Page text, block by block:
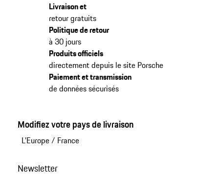
Livraison et
retour gratuits
Politique de retour
à 30 jours
Produits officiels
directement depuis le site Porsche
Paiement et transmission
de données sécurisés
Modifiez votre pays de livraison
L'Europe/ France
Newsletter